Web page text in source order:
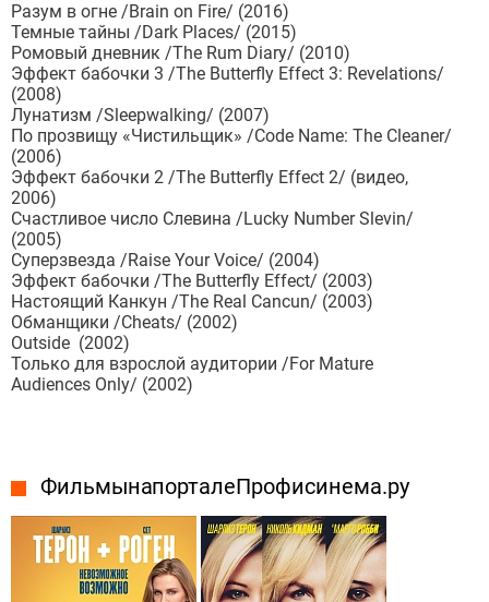
Разум в огне /Brain on Fire/ (2016)
Темные тайны /Dark Places/ (2015)
Ромовый дневник /The Rum Diary/ (2010)
Эффект бабочки 3 /The Butterfly Effect 3: Revelations/
(2008)
Лунатизм /Sleepwalking/ (2007)
По прозвищу «Чистильщик» /Code Name: The Cleaner/
(2006)
Эффект бабочки 2 /The Butterfly Effect 2/ (видео,
2006)
Счастливое число Слевина /Lucky Number Slevin/
(2005)
Суперзвезда /Raise Your Voice/ (2004)
Эффект бабочки /The Butterfly Effect/ (2003)
Настоящий Канкун /The Real Cancun/ (2003)
Обманщики /Cheats/ (2002)
Outside (2002)
Только для взрослой аудитории /For Mature
Audiences Only/ (2002)
Фильмы на портале Профисинема.ру